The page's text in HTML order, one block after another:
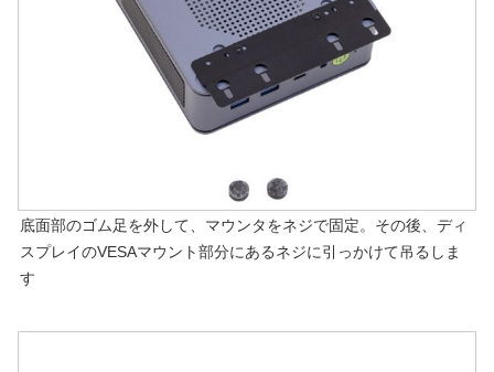
底面部のゴム足を外して、マウンタをネジで固定。その後、ディ
スプレイのVESAマウント部分にあるネジに引っかけて吊るしま
す